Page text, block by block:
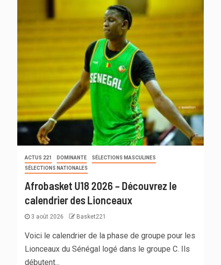
ACTUS 221 DOMINANTE
SÉLECTIONS MASCULINES
SÉLECTIONS NATIONALES
Afrobasket U18 2026 – Découvrez le
calendrier des Lionceaux
3 août 2026 Basket221
Voici le calendrier de la phase de groupe pour les
Lionceaux du Sénégal logé dans le groupe C. Ils
débutent...